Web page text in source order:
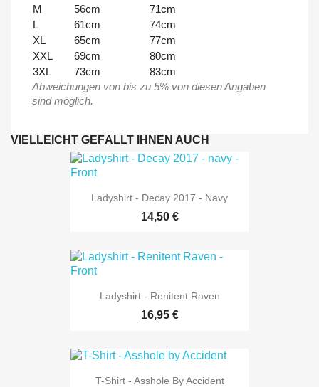
M
56cm
71cm
L
61cm
74cm
XL
65cm
77cm
XXL
69cm
80cm
3XL
73cm
83cm
Abweichungen von bis zu 5% von diesen Angaben
sind möglich.
VIELLEICHT GEFÄLLT IHNEN AUCH
Ladyshirt - Decay 2017 - Navy
14,50 €
Ladyshirt - Renitent Raven
16,95 €
T-Shirt - Asshole By Accident